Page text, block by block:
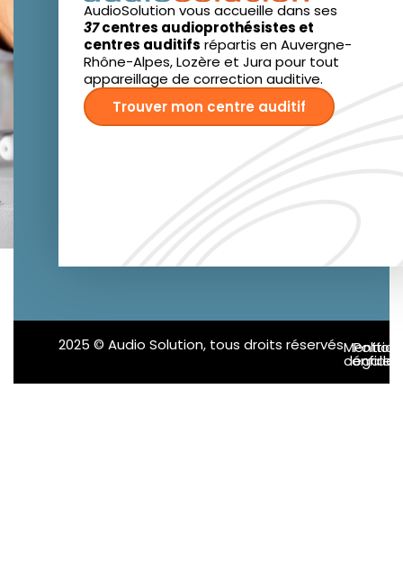
AudioSolution vous accueille dans ses
37centres audioprothésistes et
centres auditifs répartis en Auvergne-
Rhône-Alpes, Lozère et Jura pour tout
appareillage de correction auditive.
Trouver mon centre auditif
2025 © Audio Solution, tous droits réservés
légales